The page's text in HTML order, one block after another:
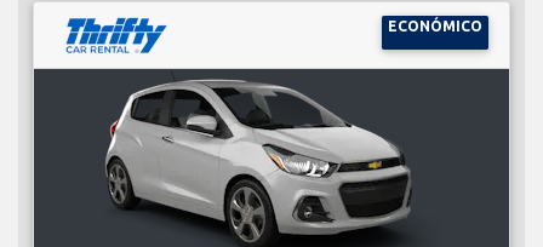
ECONÓMICO